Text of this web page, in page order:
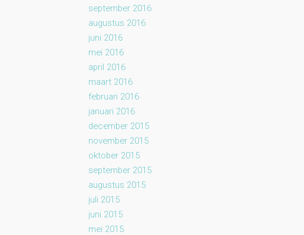
september 2016
augustus 2016
juni 2016
mei 2016
april 2016
maart 2016
februari 2016
januari 2016
december 2015
november 2015
oktober 2015
september 2015
augustus 2015
juli 2015
juni 2015
mei 2015